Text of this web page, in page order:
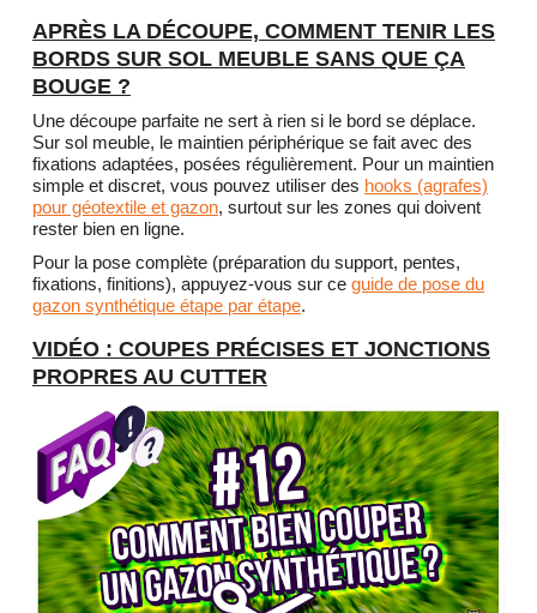
APRÈS LA DÉCOUPE, COMMENT TENIR LES
BORDS SUR SOL MEUBLE SANS QUE ÇA
BOUGE ?
Une découpe parfaite ne sert à rien si le bord se déplace.
Sur sol meuble, le maintien périphérique se fait avec des
fixations adaptées, posées régulièrement. Pour un maintien
simple et discret, vous pouvez utiliser des hooks (agrafes)
pour géotextile et gazon, surtout sur les zones qui doivent
rester bien en ligne.
Pour la pose complète (préparation du support, pentes,
fixations, finitions), appuyez-vous sur ce guide de pose du
gazon synthétique étape par étape.
VIDÉO : COUPES PRÉCISES ET JONCTIONS
PROPRES AU CUTTER